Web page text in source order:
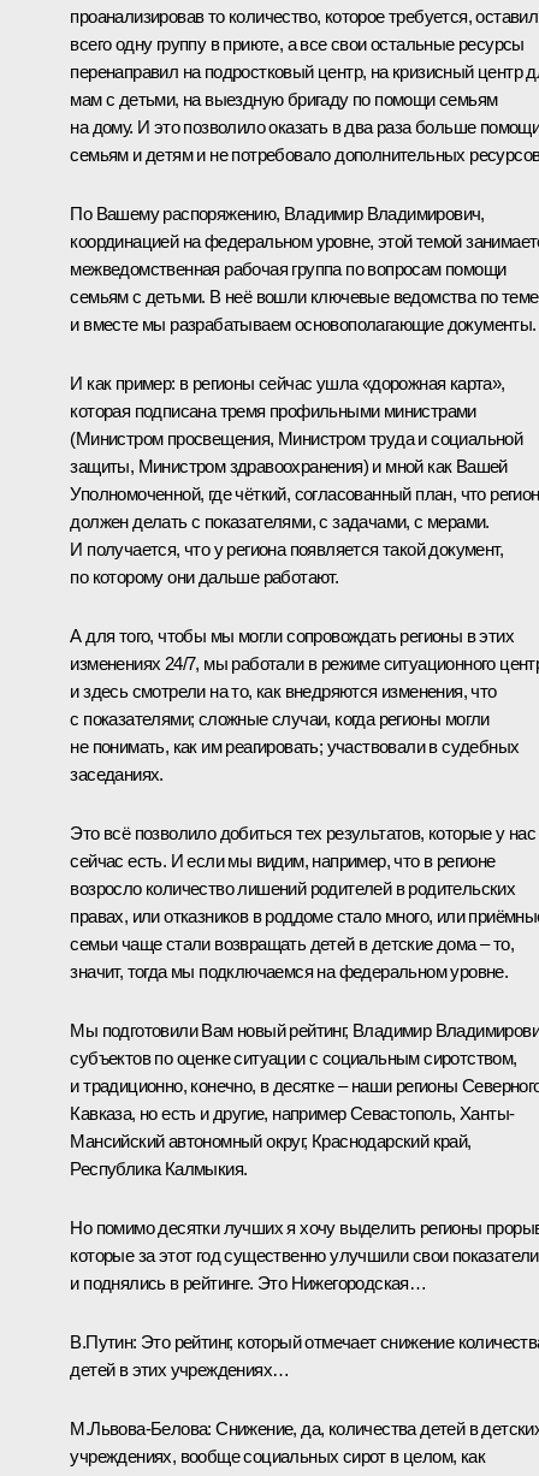
проанализировав то количество, которое требуется, оставил
всего одну группу в приюте, а все свои остальные ресурсы
перенаправил на подростковый центр, на кризисный центр
мам с детьми, на выездную бригаду по помощи семьям
на дому. И это позволило оказать в два раза больше
семьям и детям и не потребовало дополнительных
По Вашему распоряжению, Владимир Владимирович,
координацией на федеральном уровне, этой темой
межведомственная рабочая группа по вопросам помощи
семьям с детьми. В неё вошли ключевые ведомства по
и вместе мы разрабатываем основополагающие документы.
И как пример: в регионы сейчас ушла «дорожная карта»,
которая подписана тремя профильными министрами
(Министром просвещения, Министром труда и социальной
защиты, Министром здравоохранения) и мной как Вашей
Уполномоченной, где чёткий, согласованный план, что регион
должен делать с показателями, с задачами, с мерами.
И получается, что у региона появляется такой документ,
по которому они дальше работают.
А для того, чтобы мы могли сопровождать регионы в этих
изменениях 24/7, мы работали в режиме ситуационного
и здесь смотрели на то, как внедряются изменения, что
с показателями; сложные случаи, когда регионы могли
не понимать, как им реагировать; участвовали в судебных
заседаниях.
Это всё позволило добиться тех результатов, которые у нас
сейчас есть. И если мы видим, например, что в регионе
возросло количество лишений родителей в родительских
правах, или отказников в роддоме стало много, или
семьи чаще стали возвращать детей в детские дома – то,
значит, тогда мы подключаемся на федеральном уровне.
Мы подготовили Вам новый рейтинг, Владимир
субъектов по оценке ситуации с социальным сиротством,
и традиционно, конечно, в десятке – наши регионы
Кавказа, но есть и другие, например Севастополь, Ханты-
Мансийский автономный округ, Краснодарский край,
Республика Калмыкия.
Но помимо десятки лучших я хочу выделить регионы
которые за этот год существенно улучшили свои показатели
и поднялись в рейтинге. Это Нижегородская…
В.Путин: Это рейтинг, который отмечает снижение
детей в этих учреждениях…
М.Львова-Белова: Снижение, да, количества детей в
учреждениях, вообще социальных сирот в целом, как